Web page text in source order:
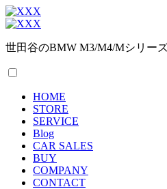
世田谷のBMW M3/M4/Mシリー
HOME
STORE
SERVICE
Blog
CAR SALES
BUY
COMPANY
CONTACT